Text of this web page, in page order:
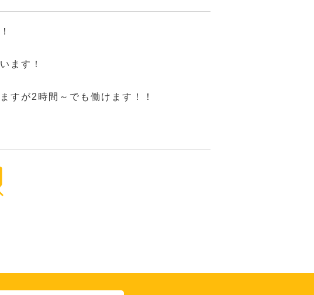
ます！
すが2時間～でも働けます！！